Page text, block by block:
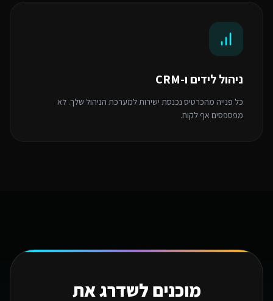
ניהול לידים ו-CRM
כל פנייה מהכרטיס נכנסת ישירות למערכת הניהול שלך. לא
מפספסים אף לקוח.
מוכנים לשדרג את